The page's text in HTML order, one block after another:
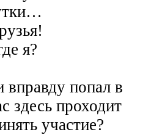
я?
вправду попал в
здесь проходит
участие?